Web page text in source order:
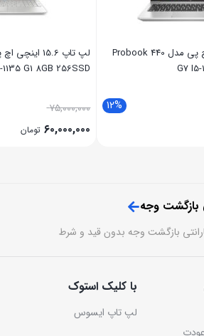
لپ تاپ 14 اینچی اچ پی مدل Probook 440
G7 I5-
12%
G1 8GB 256SSD
۷۵,۰۰۰,۰۰۰
۶۰,۰۰۰,۰۰۰ تومان
بازگشت وجه
با کلیک استوک
لپ تاپ ایسوس